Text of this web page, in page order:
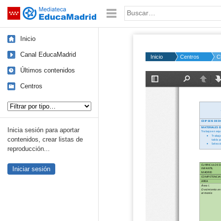
Saltar navegación Palabra o frase:
Inicio
Canal EducaMadrid
Últimos contenidos
Centros
Inicia sesión para aportar
contenidos, crear listas de
reproducción...
Iniciar sesión
Inicio Centros